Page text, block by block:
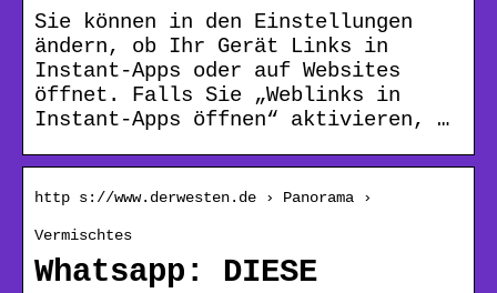
Sie können in den Einstellungen
ändern, ob Ihr Gerät Links in
Instant-Apps oder auf Websites
öffnet. Falls Sie „Weblinks in
Instant-Apps öffnen“ aktivieren, …
http s://www.derwesten.de › Panorama ›
Vermischtes
Whatsapp: DIESE